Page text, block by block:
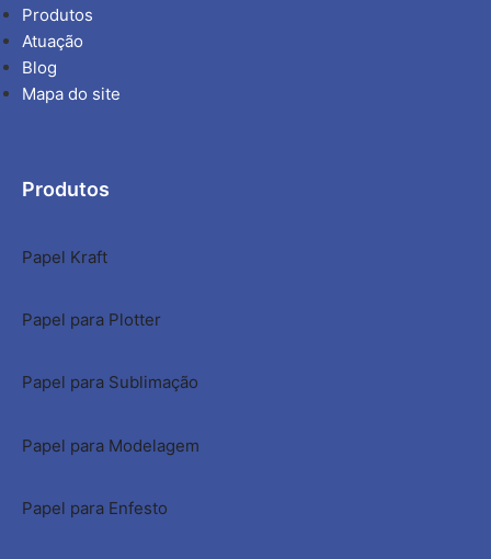
Produtos
Atuação
Blog
Mapa do site
Produtos
Papel Kraft
Papel para Plotter
Papel para Sublimação
Papel para Modelagem
Papel para Enfesto